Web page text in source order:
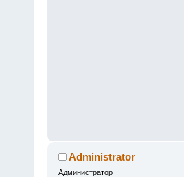
Administrator
Администратор